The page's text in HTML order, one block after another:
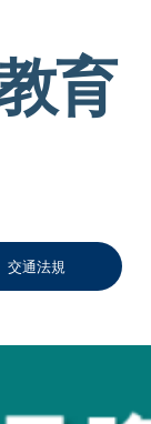
育
交通法規